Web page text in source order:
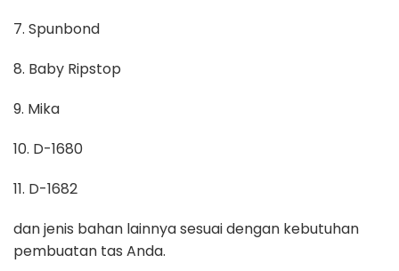
7. Spunbond
8. Baby Ripstop
9. Mika
10. D-1680
11. D-1682
dan jenis bahan lainnya sesuai dengan kebutuhan
pembuatan tas Anda.